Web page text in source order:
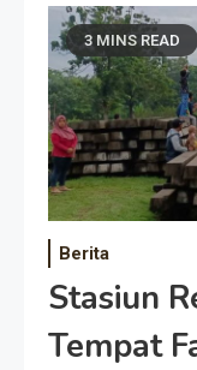
3 MINS READ
Berita
Stasiun
Tempat